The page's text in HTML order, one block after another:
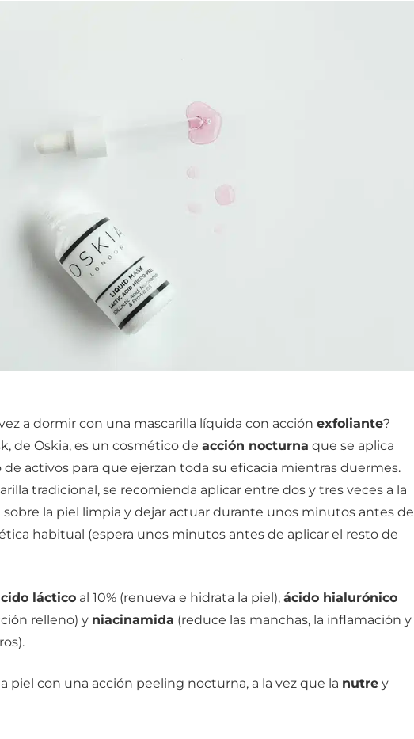
a dormir con una mascarilla líquida con acción exfoliante?
de Oskia, es un cosmético de acción nocturna que se aplica
activos para que ejerzan toda su eficacia mientras duermes.
tradicional, se recomienda aplicar entre dos y tres veces a la
sobre la piel limpia y dejar actuar durante unos minutos antes de
habitual (espera unos minutos antes de aplicar el resto de
lácticoal 10% (renueva e hidrata la piel), ácido hialurónico
relleno) y niacinamida (reduce las manchas, la inflamación y
piel con una acción peeling nocturna, a la vez que la nutrey